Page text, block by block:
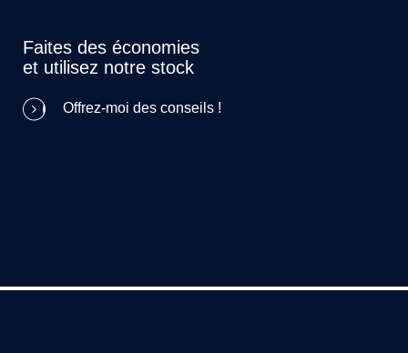
Faites des économies
et utilisez notre stock
Offrez-moi des conseils !